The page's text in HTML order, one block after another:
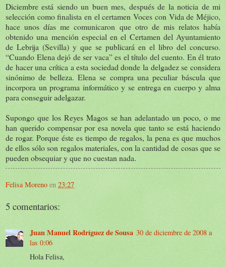
Diciembre está siendo un buen mes, después de la noticia de mi
selección como finalista en el certamen Voces con Vida de Méjico,
hace unos días me comunicaron que otro de mis relatos había
obtenido una mención especial en el Certamen del Ayuntamiento
de Lebrija (Sevilla) y que se publicará en el libro del concurso.
“Cuando Elena dejó de ser vaca” es el título del cuento. En él trato
de hacer una crítica a esta sociedad donde la delgadez se considera
sinónimo de belleza. Elena se compra una peculiar báscula que
incorpora un programa informático y se entrega en cuerpo y alma
para conseguir adelgazar.
Supongo que los Reyes Magos se han adelantado un poco, o me
han querido compensar por esa novela que tanto se está haciendo
de rogar. Porque éste es tiempo de regalos, la pena es que muchos
de ellos sólo son regalos materiales, con la cantidad de cosas que se
pueden obsequiar y que no cuestan nada.
Felisa Moreno en 23:27
5 comentarios:
Juan Manuel Rodríguez de Sousa 30 de diciembre de 2008 a
las 0:06
Hola Felisa,